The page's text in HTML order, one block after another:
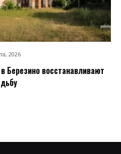
2026
Березино восстанавливают